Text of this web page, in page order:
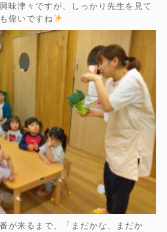
味津々ですが、しっかり先生を見て
偉いですね
が来るまで、「まだかな、まだか